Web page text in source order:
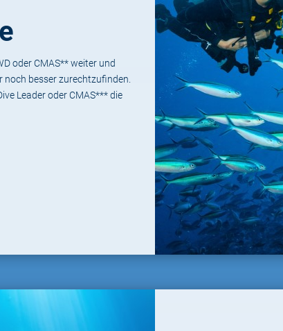
oder CMAS** weiter und
noch besser zurechtzufinden.
Leader oder CMAS*** die